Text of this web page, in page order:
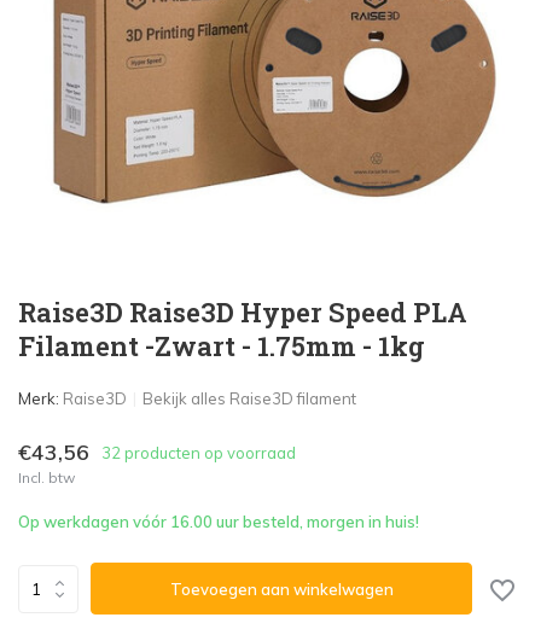
Raise3D Raise3D Hyper Speed PLA
Filament -Zwart - 1.75mm - 1kg
Merk: Raise3D Bekijk alles Raise3D filament
€43,56 32 producten op voorraad
Incl. btw
Op werkdagen vóór 16.00 uur besteld, morgen in huis!
Toevoegen aan winkelwagen